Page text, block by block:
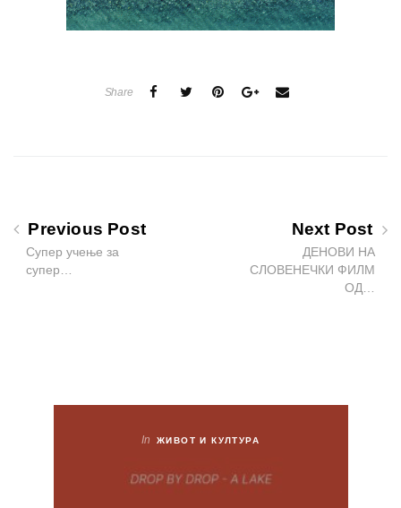
Share
Previous Post
Супер учење за
супер…
Next Post
ДЕНОВИ НА
СЛОВЕНЕЧКИ ФИЛМ
ОД…
In ЖИВОТ И КУЛТУРА